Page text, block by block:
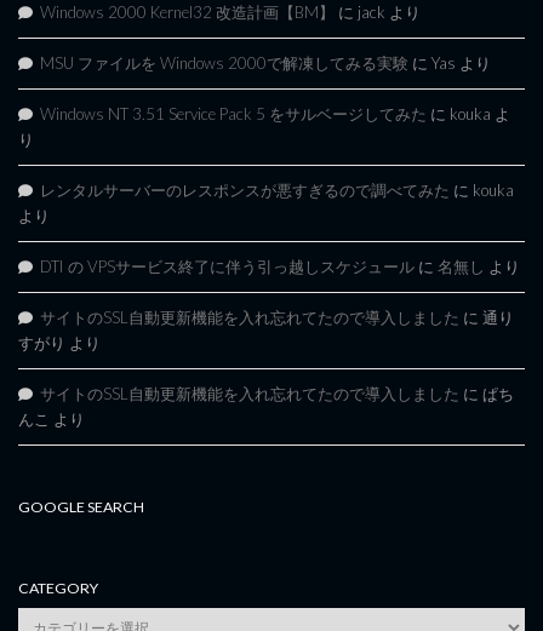
Windows 2000 Kernel32 改造計画【BM】 に jack より
MSU ファイルを Windows 2000で解凍してみる実験 に Yas より
Windows NT 3.51 Service Pack 5 をサルベージしてみた に kouka よ
り
レンタルサーバーのレスポンスが悪すぎるので調べてみた に kouka
より
DTI の VPSサービス終了に伴う引っ越しスケジュール に 名無し より
サイトのSSL自動更新機能を入れ忘れてたので導入しました に 通り
すがり より
サイトのSSL自動更新機能を入れ忘れてたので導入しました に ぱち
んこ より
GOOGLE SEARCH
CATEGORY
category